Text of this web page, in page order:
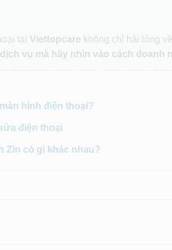
tại Viettopcare không chỉ hài lòng
vụ mà hãy nhìn vào cách doanh
hình điện thoại?
điện thoại
Zin có gì khác nhau?